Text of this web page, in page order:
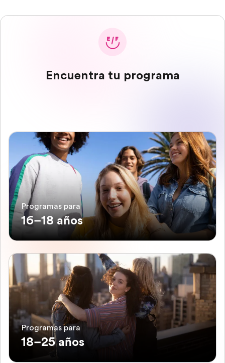
Encuentra tu programa
Programas para
16–18 años
Programas para
18–25 años